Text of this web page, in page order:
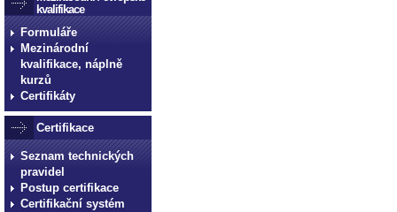
kvalifikace
Formuláře
Mezinárodní
kvalifikace, náplně
kurzů
Certifikáty
Certifikace
Seznam technických
pravidel
Postup certifikace
Certifikační systém